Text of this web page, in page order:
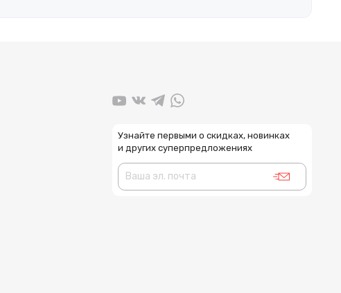
Узнайте первыми о скидках, новинках
и других суперпредложениях